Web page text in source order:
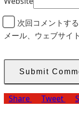
次回コメントす
メール、ウェブサイ
Share Tweet